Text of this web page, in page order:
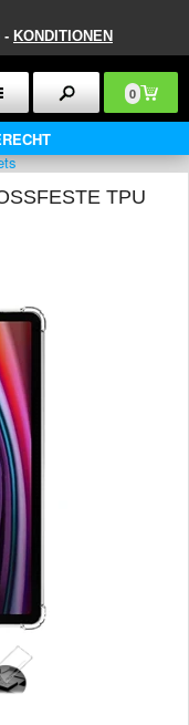
- KONDITIONEN
0
TPU H